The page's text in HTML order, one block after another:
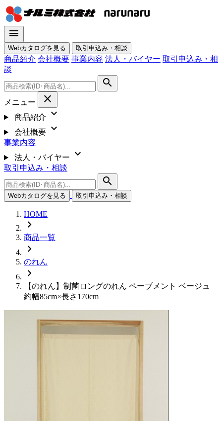
menu
Webカタログを見る 取引申込み・相談
商品紹介 会社概要 事業内容 法人・バイヤー 取引申込み・相
談
search
メニュー close
商品紹介 expand_more
会社概要 expand_more
事業内容
法人・バイヤー
expand_more
取引申込み・相談
search
Webカタログを見る 取引申込み・相談
HOME
chevron_right
商品一覧
chevron_right
のれん
chevron_right
【のれん】制菌ロングのれん ペーブメント ベージュ
約幅85cm×長さ170cm